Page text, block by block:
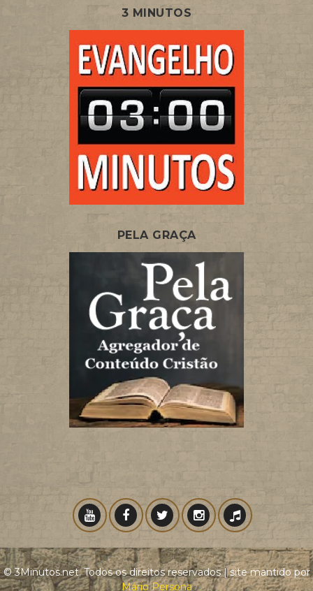
3 MINUTOS
PELA GRAÇA
© 3Minutos.net. Todos os direitos reservados | site mantido por
Mário Persona